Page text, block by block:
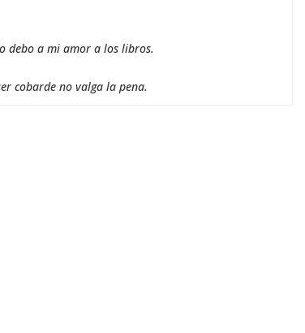
debo a mi amor a los libros.
cobarde no valga la pena.